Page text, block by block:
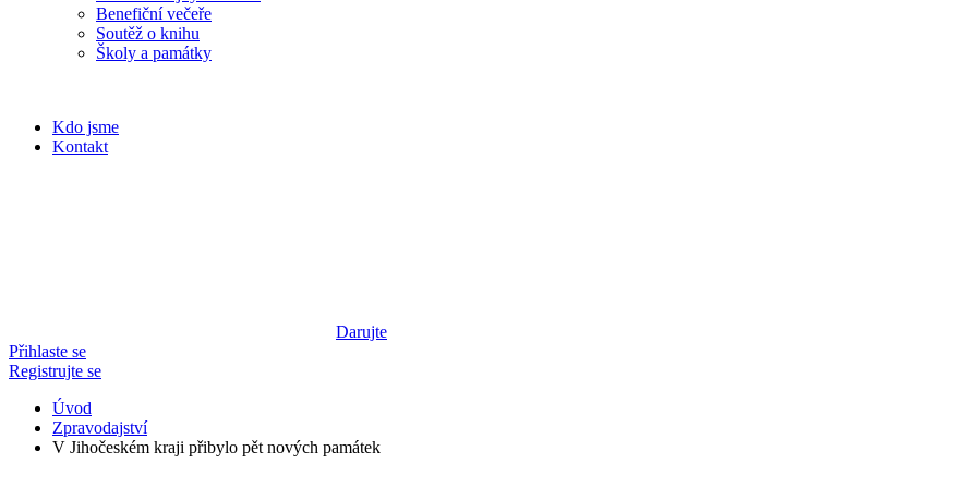
Benefiční večeře
Soutěž o knihu
Školy a památky
Kdo jsme
Kontakt
Darujte
Přihlaste se
Registrujte se
Úvod
Zpravodajství
V Jihočeském kraji přibylo pět nových památek